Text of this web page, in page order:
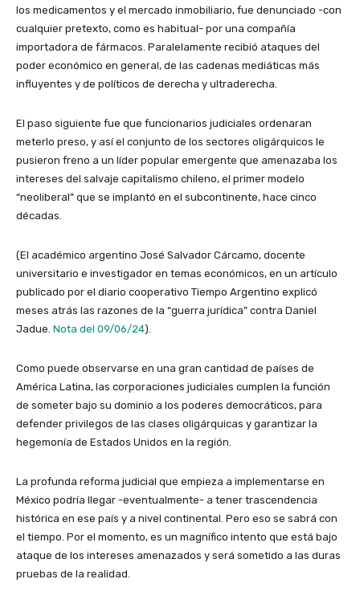
los medicamentos y el mercado inmobiliario, fue denunciado -con
cualquier pretexto, como es habitual- por una compañía
importadora de fármacos. Paralelamente recibió ataques del
poder económico en general, de las cadenas mediáticas más
influyentes y de políticos de derecha y ultraderecha.
El paso siguiente fue que funcionarios judiciales ordenaran
meterlo preso, y así el conjunto de los sectores oligárquicos le
pusieron freno a un líder popular emergente que amenazaba los
intereses del salvaje capitalismo chileno, el primer modelo
“neoliberal” que se implantó en el subcontinente, hace cinco
décadas.
(El académico argentino José Salvador Cárcamo, docente
universitario e investigador en temas económicos, en un artículo
publicado por el diario cooperativo Tiempo Argentino explicó
meses atrás las razones de la “guerra jurídica” contra Daniel
Jadue. Nota del 09/06/24).
Como puede observarse en una gran cantidad de países de
América Latina, las corporaciones judiciales cumplen la función
de someter bajo su dominio a los poderes democráticos, para
defender privilegos de las clases oligárquicas y garantizar la
hegemonía de Estados Unidos en la región.
La profunda reforma judicial que empieza a implementarse en
México podría llegar -eventualmente- a tener trascendencia
histórica en ese país y a nivel continental. Pero eso se sabrá con
el tiempo. Por el momento, es un magnífico intento que está bajo
ataque de los intereses amenazados y será sometido a las duras
pruebas de la realidad.